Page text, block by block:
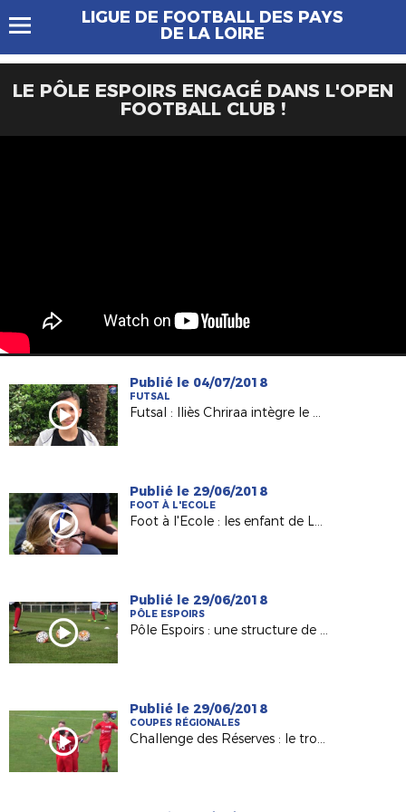
LIGUE DE FOOTBALL DES PAYS
DE LA LOIRE
LE PÔLE ESPOIRS ENGAGÉ DANS L'OPEN
FOOTBALL CLUB !
Publié le 04/07/2018
FUTSAL
Futsal : Iliès Chriraa intègre le premier Pôle France à Lyon
Publié le 29/06/2018
FOOT À L'ECOLE
Foot à l'Ecole : les enfant de Landeronde Fiers d'Être Bleus
Publié le 29/06/2018
PÔLE ESPOIRS
Pôle Espoirs : une structure de qualité pour nos jeunes !
Publié le 29/06/2018
COUPES RÉGIONALES
Challenge des Réserves : le trophée pour la réserve du Saint Nazaire AF